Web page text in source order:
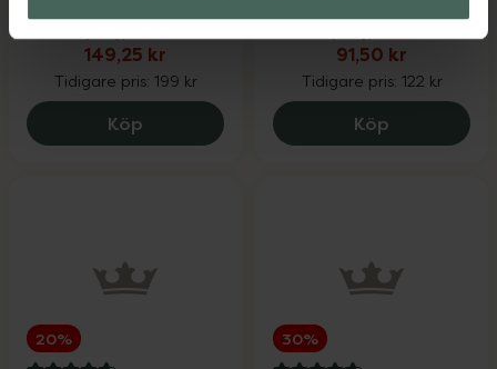
149,25 kr
Tidigare pris: 199 kr
Köp Eucerin Anti-Pigment Spot Corrector,
91,50 kr
Tidigare pris: 122 kr
Köp Monkids
20% 30%